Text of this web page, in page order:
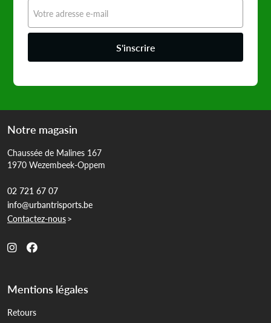
S'inscrire
Notre magasin
Chaussée de Malines 167
1970 Wezembeek-Oppem
02 721 67 07
info@urbantrisports.be
Contactez-nous>
Mentions légales
Retours